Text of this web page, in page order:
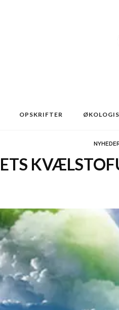
OPSKRIFTER